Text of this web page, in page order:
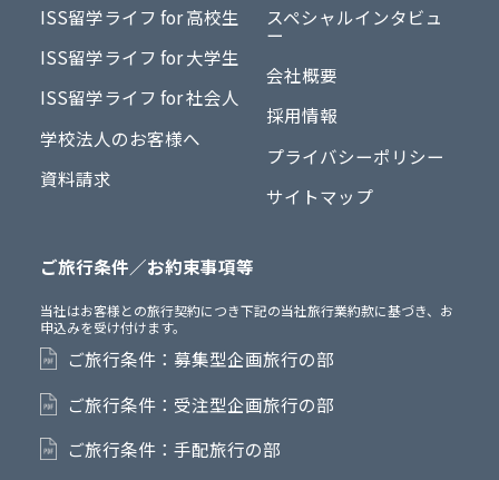
ISS留学ライフ for 高校生
ISS留学ライフ for 大学生
ISS留学ライフ for 社会人
学校法人のお客様へ
資料請求
スペシャルインタビュ
ー
会社概要
採用情報
プライバシーポリシー
サイトマップ
ご旅行条件／お約束事項等
当社はお客様との旅行契約につき下記の当社旅行業約款に基づき、お
申込みを受け付けます。
ご旅行条件：募集型企画旅行の部
ご旅行条件：受注型企画旅行の部
ご旅行条件：手配旅行の部